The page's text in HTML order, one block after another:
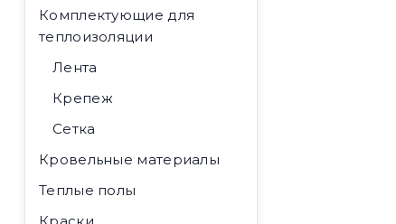
Комплектующие для
теплоизоляции
Лента
Крепеж
Сетка
Кровельные материалы
Теплые полы
Краски